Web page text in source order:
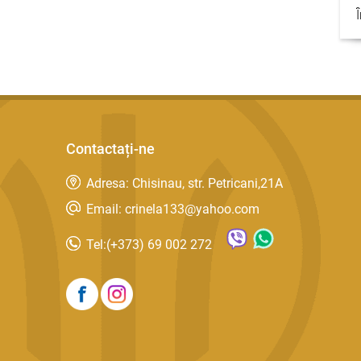
Contactați-ne
Adresa: Chisinau, str. Petricani,21A
Email: crinela133@yahoo.com
Tel:(+373) 69 002 272